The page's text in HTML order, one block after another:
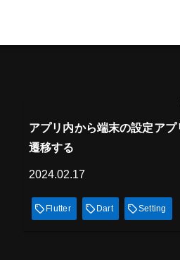
見放題
アプリ内から端末の設定アプ
遷移する
2024.02.17
Flutter Dart Setting